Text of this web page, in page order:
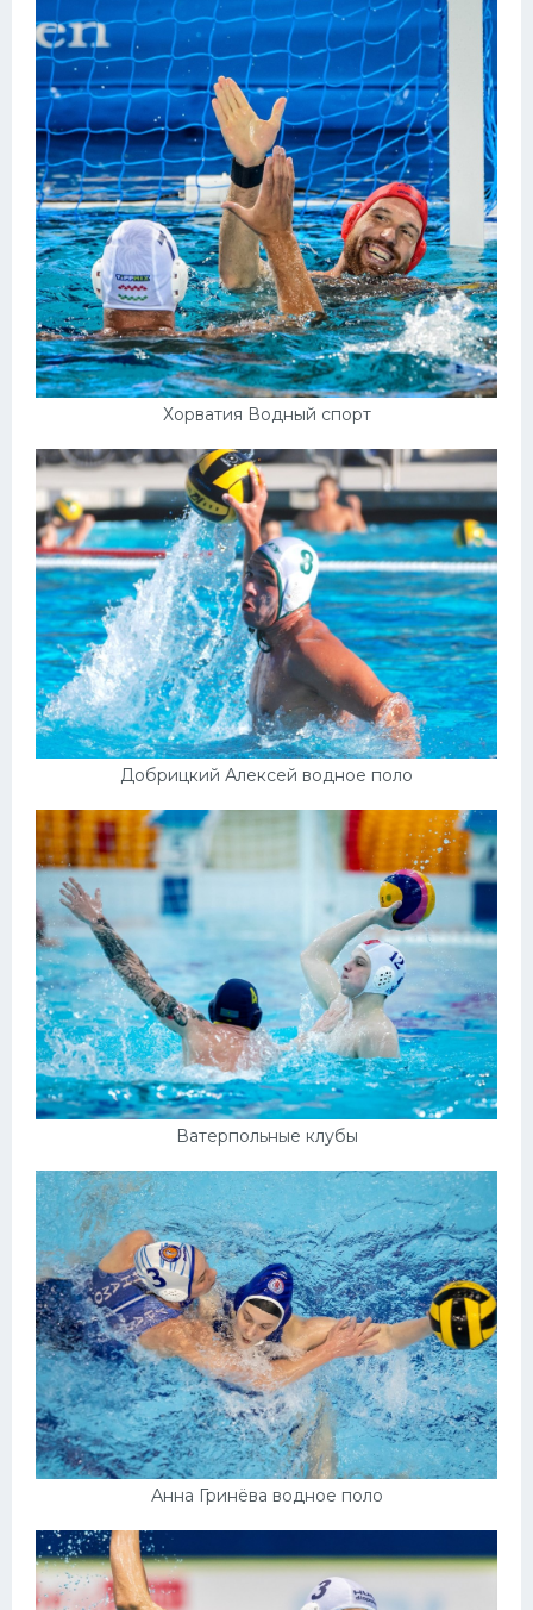
Хорватия Водный спорт
Добрицкий Алексей водное поло
Ватерпольные клубы
Анна Гринёва водное поло